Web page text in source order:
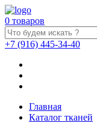
0 товаров
+7 (916) 445-34-40
Главная
Каталог тканей